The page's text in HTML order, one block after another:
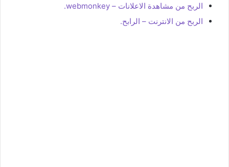
الربح من مشاهدة الاعلانات – webmonkey.
الربح من الانترنت – الرابح.